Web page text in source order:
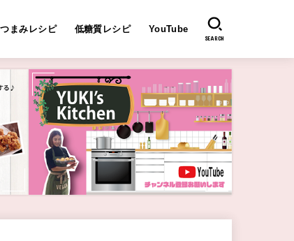
まみレシピ 低糖質レシピ YouTube
SEARCH